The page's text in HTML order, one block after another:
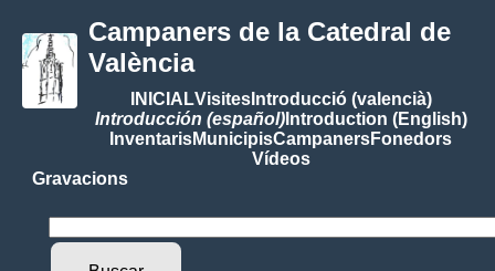
Campaners de la Catedral de
València
INICIALVisitesIntroducció (valencià)
Introducción (español)Introduction (English)
InventarisMunicipisCampanersFonedors
Vídeos
Gravacions